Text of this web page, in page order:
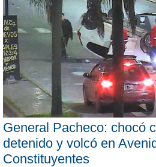
General Pacheco: chocó
detenido y volcó en
Constituyentes